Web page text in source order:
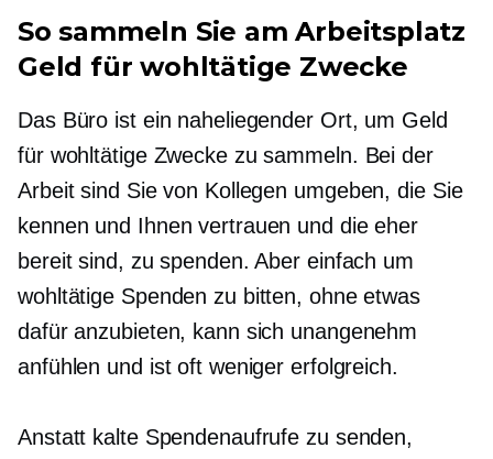
So sammeln Sie am Arbeitsplatz
Geld für wohltätige Zwecke
Das Büro ist ein naheliegender Ort, um Geld
für wohltätige Zwecke zu sammeln. Bei der
Arbeit sind Sie von Kollegen umgeben, die Sie
kennen und Ihnen vertrauen und die eher
bereit sind, zu spenden. Aber einfach um
wohltätige Spenden zu bitten, ohne etwas
dafür anzubieten, kann sich unangenehm
anfühlen und ist oft weniger erfolgreich.
Anstatt kalte Spendenaufrufe zu senden,